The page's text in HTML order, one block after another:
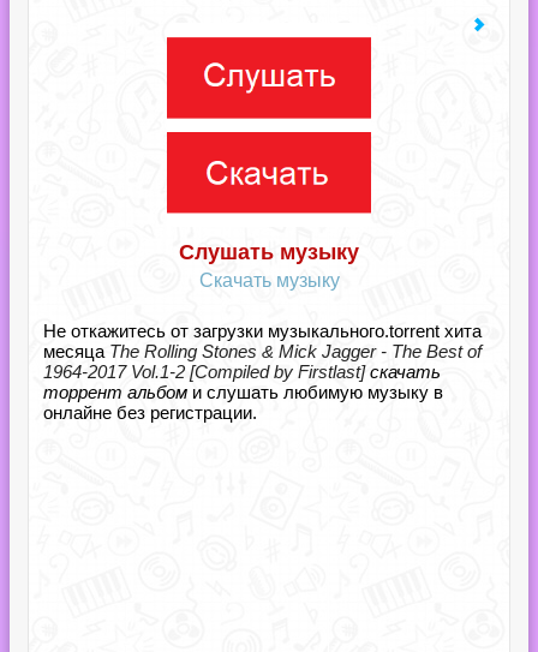
Слушать музыку
Скачать музыку
Не откажитесь от загрузки музыкального.torrent хита
месяца The Rolling Stones & Mick Jagger - The Best of
1964-2017 Vol.1-2 [Compiled by Firstlast]скачать
торрент альбом и слушать любимую музыку в
онлайне без регистрации.